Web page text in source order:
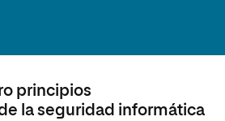
principios
la seguridad informática